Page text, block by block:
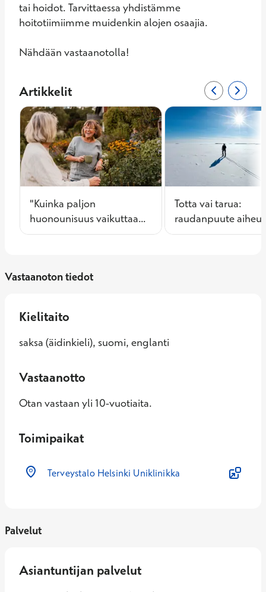
tai hoidot. Tarvittaessa yhdistämme
hoitotiimiimme muidenkin alojen osaajia.
Nähdään vastaanotolla!
Artikkelit Edellinen
0/5 2/5
"Kuinka paljon
huonounisuus vaikuttaa
muistiin?"
Totta vai tarua:
raudanpuute
levottomia jalkoja
Vastaanoton tiedot
Kielitaito
saksa (äidinkieli), suomi, englanti
Vastaanotto
Otan vastaan yli 10-vuotiaita.
Toimipaikat
Terveystalo Helsinki Uniklinikka
Palvelut
Asiantuntijan palvelut